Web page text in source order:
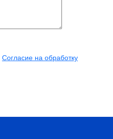
Согласие на обработку